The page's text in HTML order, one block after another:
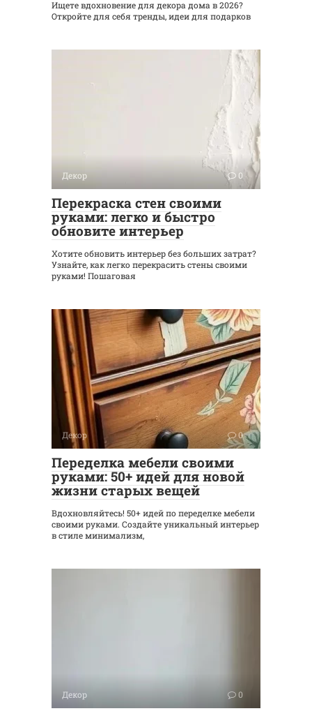
Ищете вдохновение для декора дома в 2026?
Откройте для себя тренды, идеи для подарков
Декор 0
Перекраска стен своими
руками: легко и быстро
обновите интерьер
Хотите обновить интерьер без больших затрат?
Узнайте, как легко перекрасить стены своими
руками! Пошаговая
Декор 0
Переделка мебели своими
руками: 50+ идей для новой
жизни старых вещей
Вдохновляйтесь! 50+ идей по переделке мебели
своими руками. Создайте уникальный интерьер
в стиле минимализм,
Декор 0